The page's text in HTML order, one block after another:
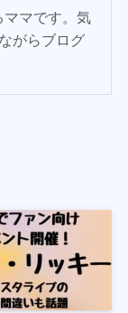
マです。気
がらブログ